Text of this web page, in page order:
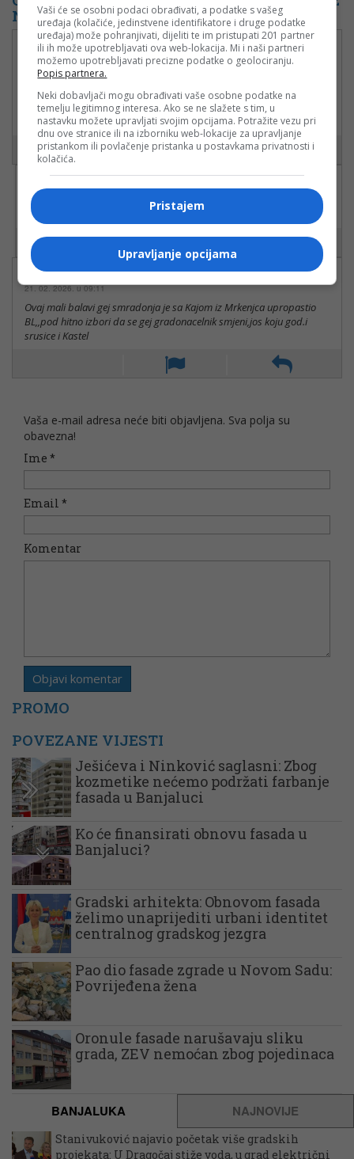
NA ZGRADAMA U CENTRU BANJALUKE
Zoran
21. 02. 2026. u 07:36
U Aleji Sv.Save sve sami advokati i notari, jadni jedva kraj s krajem
spajaju nemogi sebi ni poslovne prostore dovesti u red. Kad će biti
urađene fadade na neboderima u Boriku. To je već25 godina u planu.
Ili je Banjaluka i ovaj put samo najuži centar
Бероња Ђ
22. 02. 2026. u 09:59
Биће нове фасаде и стари прозори на новим зградама.
Bane
21. 02. 2026. u 09:11
Ovaj mali balavi gej smradonja je sa Kajom iz Mrkenjca upropastio
BL,,pod hitno izbori da se gej gradonacelnik smjeni,jos koju god.i
srusice i Kastel
Vaša e-mail adresa neće biti objavljena. Sva polja su
obavezna!
Ime *
Email *
Komentar
PROMO
POVEZANE VIJESTI
Ješićeva i Ninković saglasni: Zbog
kozmetike nećemo podržati farbanje
fasada u Banjaluci
Ko će finansirati obnovu fasada u
Banjaluci?
Gradski arhitekta: Obnovom fasada
želimo unaprijediti urbani identitet
centralnog gradskog jezgra
Pao dio fasade zgrade u Novom Sadu:
Povrijeđena žena
Oronule fasade narušavaju sliku
grada, ZEV nemoćan zbog pojedinaca
BANJALUKA NAJNOVIJE
Stanivuković najavio početak više gradskih
projekata: U Dragočaj stiže voda, u grad električni
Vaši će se osobni podaci obrađivati, a podatke s vašeg
uređaja (kolačiće, jedinstvene identifikatore i druge podatke
uređaja) može pohranjivati, dijeliti te im pristupati 201 partner
ili ih može upotrebljavati ova web-lokacija. Mi i naši partneri
možemo upotrebljavati precizne podatke o geolociranju.
Popis partnera.
Neki dobavljači mogu obrađivati vaše osobne podatke na
temelju legitimnog interesa. Ako se ne slažete s tim, u
nastavku možete upravljati svojim opcijama. Potražite vezu pri
dnu ove stranice ili na izborniku web-lokacije za upravljanje
pristankom ili povlačenje pristanka u postavkama privatnosti i
kolačića.
Pristajem
Upravljanje opcijama